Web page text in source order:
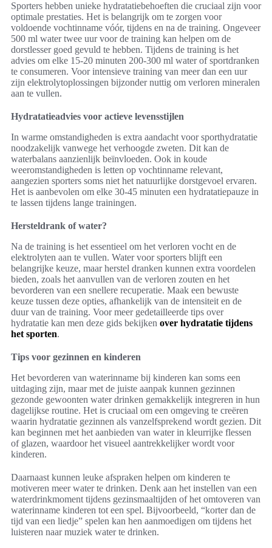
Sporters hebben unieke hydratatiebehoeften die cruciaal zijn voor
optimale prestaties. Het is belangrijk om te zorgen voor
voldoende vochtinname vóór, tijdens en na de training. Ongeveer
500 ml water twee uur voor de training kan helpen om de
dorstlesser goed gevuld te hebben. Tijdens de training is het
advies om elke 15-20 minuten 200-300 ml water of sportdranken
te consumeren. Voor intensieve training van meer dan een uur
zijn elektrolytoplossingen bijzonder nuttig om verloren mineralen
aan te vullen.
Hydratatieadvies voor actieve levensstijlen
In warme omstandigheden is extra aandacht voor sporthydratatie
noodzakelijk vanwege het verhoogde zweten. Dit kan de
waterbalans aanzienlijk beïnvloeden. Ook in koude
weeromstandigheden is letten op vochtinname relevant,
aangezien sporters soms niet het natuurlijke dorstgevoel ervaren.
Het is aanbevolen om elke 30-45 minuten een hydratatiepauze in
te lassen tijdens lange trainingen.
Hersteldrank of water?
Na de training is het essentieel om het verloren vocht en de
elektrolyten aan te vullen. Water voor sporters blijft een
belangrijke keuze, maar herstel dranken kunnen extra voordelen
bieden, zoals het aanvullen van de verloren zouten en het
bevorderen van een snellere recuperatie. Maak een bewuste
keuze tussen deze opties, afhankelijk van de intensiteit en de
duur van de training. Voor meer gedetailleerde tips over
hydratatie kan men deze gids bekijken over hydratatie tijdens
het sporten.
Tips voor gezinnen en kinderen
Het bevorderen van waterinname bij kinderen kan soms een
uitdaging zijn, maar met de juiste aanpak kunnen gezinnen
gezonde gewoonten water drinken gemakkelijk integreren in hun
dagelijkse routine. Het is cruciaal om een omgeving te creëren
waarin hydratatie gezinnen als vanzelfsprekend wordt gezien. Dit
kan beginnen met het aanbieden van water in kleurrijke flessen
of glazen, waardoor het visueel aantrekkelijker wordt voor
kinderen.
Daarnaast kunnen leuke afspraken helpen om kinderen te
motiveren meer water te drinken. Denk aan het instellen van een
waterdrinkmoment tijdens gezinsmaaltijden of het omtoveren van
waterinname kinderen tot een spel. Bijvoorbeeld, “korter dan de
tijd van een liedje” spelen kan hen aanmoedigen om tijdens het
luisteren naar muziek water te drinken.